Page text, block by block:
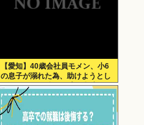
【愛知】40歳会社員モメン、小6
の息子が溺れた為、助けようとし
て溺れる なお息子は妻が救出